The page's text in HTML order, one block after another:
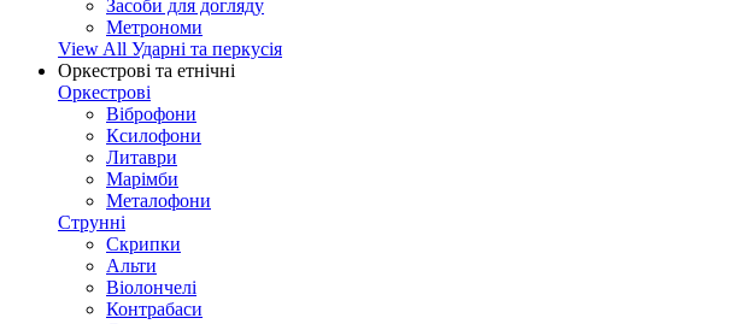
Засоби для догляду
Метрономи
View All Ударні та перкусія
Оркестрові та етнічні
Оркестрові
Віброфони
Ксилофони
Литаври
Марімби
Металофони
Струнні
Скрипки
Альти
Віолончелі
Контрабаси